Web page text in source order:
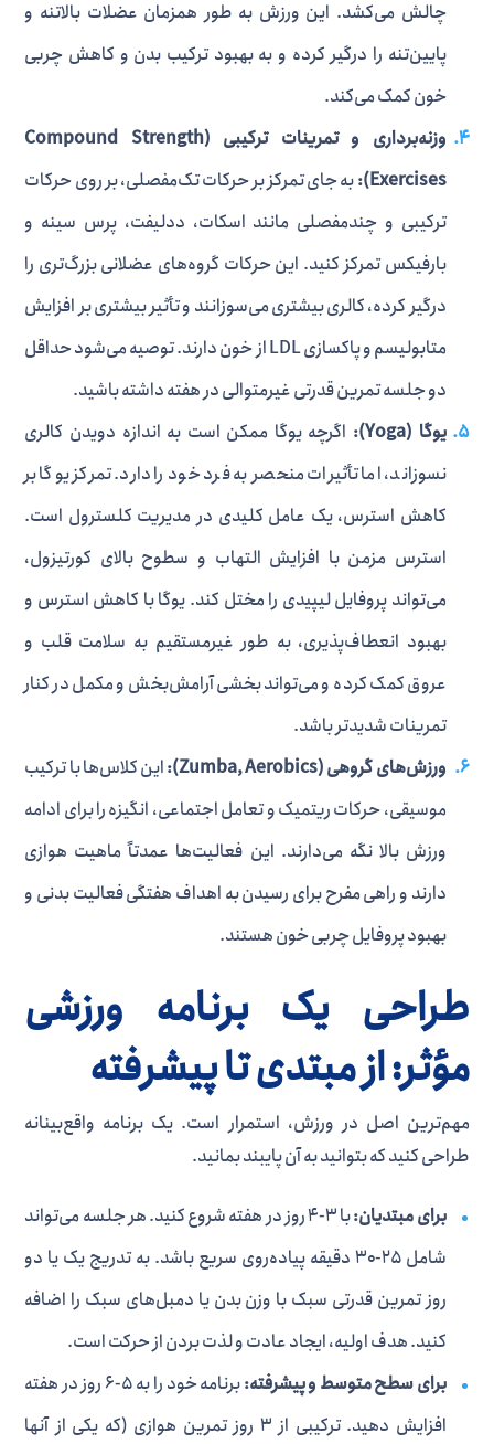
چالش می‌کشد. این ورزش به طور همزمان عضلات بالاتنه و
پایین‌تنه را درگیر کرده و به بهبود ترکیب بدن و کاهش چربی
خون کمک می‌کند.
وزنه‌برداری و تمرینات ترکیبی (Compound Strength
Exercises): به جای تمرکز بر حرکات تک‌مفصلی، بر روی حرکات
ترکیبی و چندمفصلی مانند اسکات، ددلیفت، پرس سینه و
بارفیکس تمرکز کنید. این حرکات گروه‌های عضلانی بزرگ‌تری را
درگیر کرده، کالری بیشتری می‌سوزانند و تأثیر بیشتری بر افزایش
متابولیسم و پاکسازی LDL از خون دارند. توصیه می‌شود حداقل
دو جلسه تمرین قدرتی غیرمتوالی در هفته داشته باشید.
یوگا (Yoga):
اگرچه یوگا ممکن است به اندازه دویدن کالری
نسوزاند، اما تأثیرات منحصر به فرد خود را دارد. تمرکز یوگا بر
کاهش استرس، یک عامل کلیدی در مدیریت کلسترول است.
استرس مزمن با افزایش التهاب و سطوح بالای کورتیزول،
می‌تواند پروفایل لیپیدی را مختل کند. یوگا با کاهش استرس و
بهبود انعطاف‌پذیری، به طور غیرمستقیم به سلامت قلب و
عروق کمک کرده و می‌تواند بخشی آرامش‌بخش و مکمل در کنار
تمرینات شدیدتر باشد.
ورزش‌های گروهی (Zumba, Aerobics):
این کلاس‌ها با ترکیب
موسیقی، حرکات ریتمیک و تعامل اجتماعی، انگیزه را برای ادامه
ورزش بالا نگه می‌دارند. این فعالیت‌ها عمدتاً ماهیت هوازی
دارند و راهی مفرح برای رسیدن به اهداف هفتگی فعالیت بدنی و
بهبود پروفایل چربی خون هستند.
طراحی یک برنامه ورزشی
مؤثر: از مبتدی تا پیشرفته
مهم‌ترین اصل در ورزش، استمرار است. یک برنامه واقع‌بینانه
طراحی کنید که بتوانید به آن پایبند بمانید.
برای مبتدیان:
با ۳-۴ روز در هفته شروع کنید. هر جلسه می‌تواند
شامل ۲۵-۳۰ دقیقه پیاده‌روی سریع باشد. به تدریج یک یا دو
روز تمرین قدرتی سبک با وزن بدن یا دمبل‌های سبک را اضافه
کنید. هدف اولیه، ایجاد عادت و لذت بردن از حرکت است.
برای سطح متوسط و پیشرفته:
برنامه خود را به ۵-۶ روز در هفته
افزایش دهید. ترکیبی از ۳ روز تمرین هوازی (که یکی از آنها